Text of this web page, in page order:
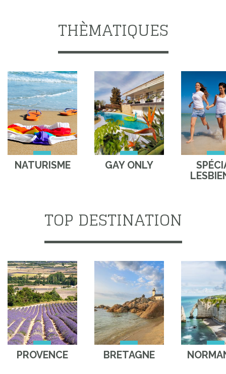
THÈMATIQUES
NATURISME GAY ONLY
TOP DESTINATION
PROVENCE BRETAGNE